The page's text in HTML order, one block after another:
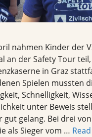
nahmen Kinder der
an der Safety Tour
in Graz
Spielen mussten
Schnelligkeit,
unter Beweis
gut gelang. Bei drei
als Sieger vom …